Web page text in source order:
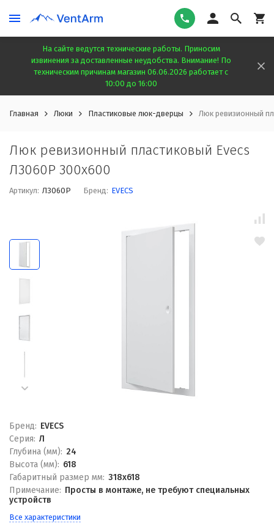
На сайте ведутся технические работы. Приносим
извинения за доставленные неудобства. Внимание! По
техническим причинам магазин 06.06.2026 работает с
10:00 до 16:00
Главная Люки Пластиковые люк-дверцы Люк ревизионный
Люк ревизионный пластиковый Evecs
Л3060Р 300x600
Артикул: Л3060Р Бренд: EVECS
Бренд: EVECS
Серия: Л
Глубина (мм): 24
Высота (мм): 618
Габаритный размер мм: 318x618
Примечание: Просты в монтаже, не требуют специальных
устройств
Все характеристики